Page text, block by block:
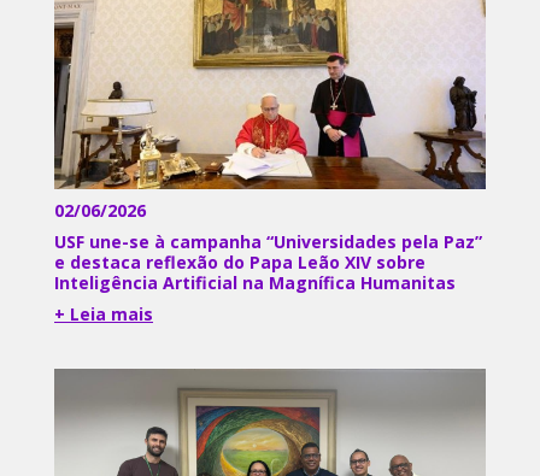
02/06/2026
USF une-se à campanha “Universidades pela Paz”
e destaca reflexão do Papa Leão XIV sobre
Inteligência Artificial na Magnífica Humanitas
+ Leia mais